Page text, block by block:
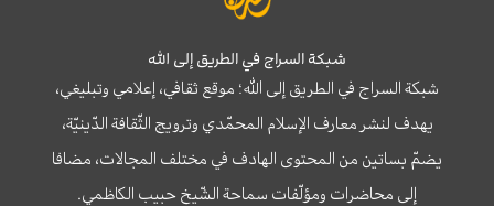
شبكة السراج في الطريق إلى الله
شبكة السراج في الطريق إلى الله؛ موقع ثقافي، إعلامي وتبليغي،
يهدف لنشر معارف الإسلام المحمّدي وترويج الثّقافة الدّينيّة،
يضمّ بساتين من المحتوى الهادف في مختلف المجالات، مضافا
إلى محاضرات ومؤلّفات سماحة الشّيخ حبيب الكاظمي.